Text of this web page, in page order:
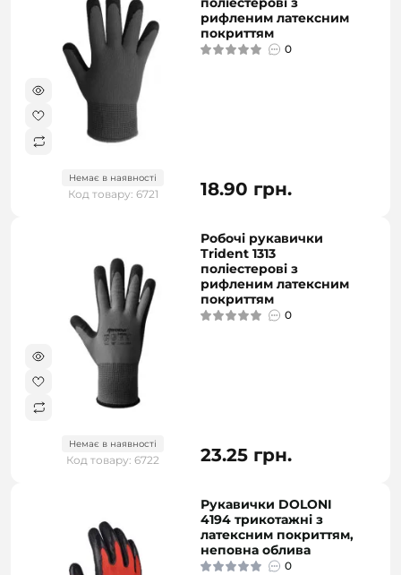
Немає в наявності
Код товару: 6721
рифленим латексним
покриттям
0
18.90 грн.
Немає в наявності
Код товару: 6722
Робочі рукавички
Trident 1313
поліестерові з
рифленим латексним
покриттям
0
23.25 грн.
Рукавички DOLONI
4194 трикотажні з
латексним покриттям,
неповна облива
0